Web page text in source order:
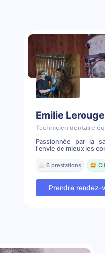
Emilie Lerouge
Technicien dentaire
Passionnée par la
l'envie de mieux les
📖 6 prestations 🤩
Prendre rendez-